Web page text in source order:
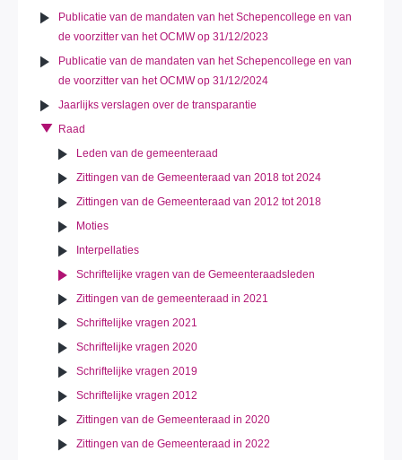
Publicatie van de mandaten van het Schepencollege en van
de voorzitter van het OCMW op 31/12/2023
Publicatie van de mandaten van het Schepencollege en van
de voorzitter van het OCMW op 31/12/2024
Jaarlijks verslagen over de transparantie
Raad
Leden van de gemeenteraad
Zittingen van de Gemeenteraad van 2018 tot 2024
Zittingen van de Gemeenteraad van 2012 tot 2018
Moties
Interpellaties
Schriftelijke vragen van de Gemeenteraadsleden
Zittingen van de gemeenteraad in 2021
Schriftelijke vragen 2021
Schriftelijke vragen 2020
Schriftelijke vragen 2019
Schriftelijke vragen 2012
Zittingen van de Gemeenteraad in 2020
Zittingen van de Gemeenteraad in 2022